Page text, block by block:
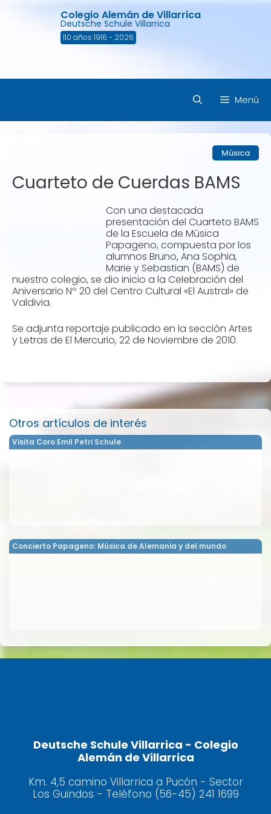
Colegio Alemán de Villarrica
Deutsche Schule Villarrica
110 años 1916 - 2026
Menú
Música
Cuarteto de Cuerdas BAMS
Con una destacada
presentación del Cuarteto BAMS
de la Escuela de Música
Papageno, compuesta por los
alumnos Bruno, Ana Sophia,
Marie y Sebastian (BAMS) de
nuestro colegio, se dio inicio a la Celebración del
Aniversario Nº 20 del Centro Cultural «El Austral» de
Valdivia.
Se adjunta reportaje publicado en la sección Artes
y Letras de El Mercurio, 22 de Noviembre de 2010.
Otros artículos de interés
Visita Coro Emil Petri Schule
Concierto Papageno: Música de Alemania y del mundo
Deutsche Schule Villarrica - Colegio
Alemán de Villarrica
Km. 4,5 camino Villarrica a Pucón - Sector
Los Guindos - Teléfono (56-45) 241 1699